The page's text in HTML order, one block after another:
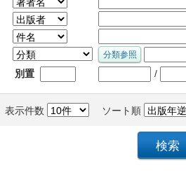
別置 /
表示件数 ソート順